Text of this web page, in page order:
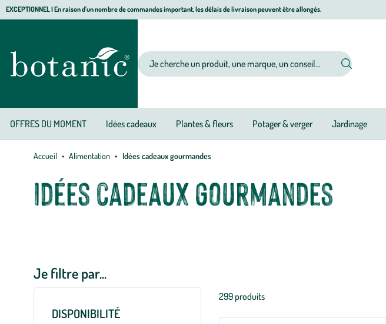
Aller
navigation
Aller
principal
Aller
de
page
EXCEPTIONNEL I En raison d'un nombre de commandes important, les délais de livraison peuvent être allongés.
animalerie,
décoration,
botanic®
Votre
recherche
OFFRES DU MOMENT Idées cadeaux Plantes & fleurs Potager & verger Jardinage
Accueil Alimentation Idées cadeaux gourmandes
Idées cadeaux gourmandes
Je filtre par...
DISPONIBILITÉ
des
filtres
299 produits